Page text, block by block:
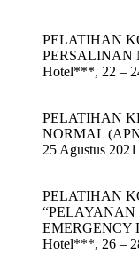
PELATIHAN
PERSALINAN
Hotel***, 22 –
PELATIHAN
NORMAL
25 Agustus 2021
PELATIHAN
EMERGENCY
Hotel***, 26 –